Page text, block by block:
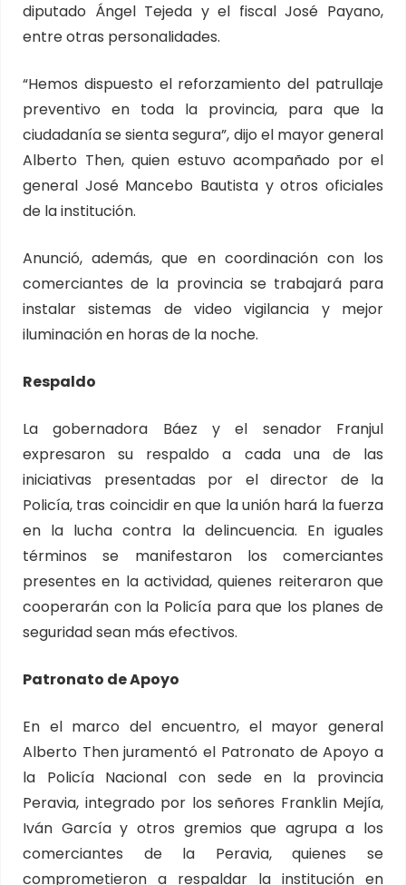
diputado Ángel Tejeda y el fiscal José Payano,
entre otras personalidades.
“Hemos dispuesto el reforzamiento del patrullaje
preventivo en toda la provincia, para que la
ciudadanía se sienta segura”, dijo el mayor general
Alberto Then, quien estuvo acompañado por el
general José Mancebo Bautista y otros oficiales
de la institución.
Anunció, además, que en coordinación con los
comerciantes de la provincia se trabajará para
instalar sistemas de video vigilancia y mejor
iluminación en horas de la noche.
Respaldo
La gobernadora Báez y el senador Franjul
expresaron su respaldo a cada una de las
iniciativas presentadas por el director de la
Policía, tras coincidir en que la unión hará la fuerza
en la lucha contra la delincuencia. En iguales
términos se manifestaron los comerciantes
presentes en la actividad, quienes reiteraron que
cooperarán con la Policía para que los planes de
seguridad sean más efectivos.
Patronato de Apoyo
En el marco del encuentro, el mayor general
Alberto Then juramentó el Patronato de Apoyo a
la Policía Nacional con sede en la provincia
Peravia, integrado por los señores Franklin Mejía,
Iván García y otros gremios que agrupa a los
comerciantes de la Peravia, quienes se
comprometieron a respaldar la institución en